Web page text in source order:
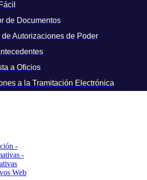
de Documentos
Autorizaciones de Poder
a Oficios
a la Tramitación Electrónica
-
-
Web